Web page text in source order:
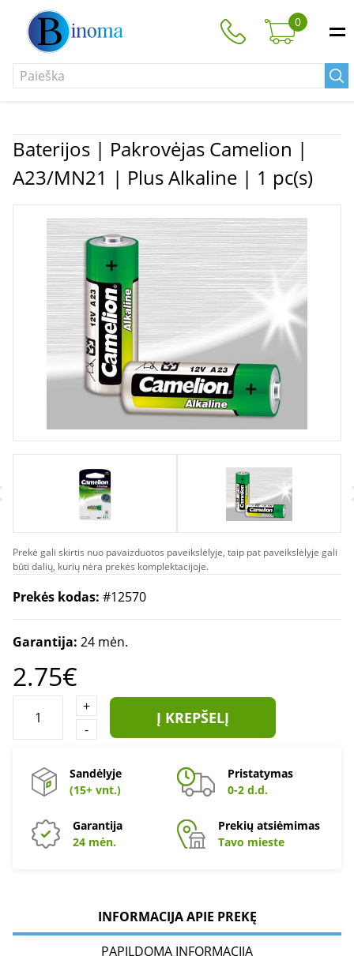
0
Baterijos | Pakrovėjas Camelion |
A23/MN21 | Plus Alkaline | 1 pc(s)
Prekė gali skirtis nuo pavaizduotos paveikslėlyje, taip pat paveikslėlyje gali
būti dalių, kurių nėra prekės komplektacijoje.
Prekės kodas: #12570
Garantija: 24 mėn.
2.75€
+
-
Į KREPŠELĮ
Sandėlyje
(15+ vnt.)
Pristatymas
0-2 d.d.
Garantija
24 mėn.
Prekių atsiėmimas
Tavo mieste
INFORMACIJA APIE PREKĘ
PAPILDOMA INFORMACIJA